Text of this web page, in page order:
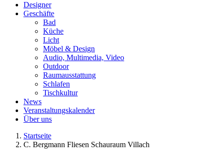
Designer
Geschäfte
Bad
Küche
Licht
Möbel & Design
Audio, Multimedia, Video
Outdoor
Raumausstattung
Schlafen
Tischkultur
News
Veranstaltungskalender
Über uns
Startseite
C. Bergmann Fliesen Schauraum Villach